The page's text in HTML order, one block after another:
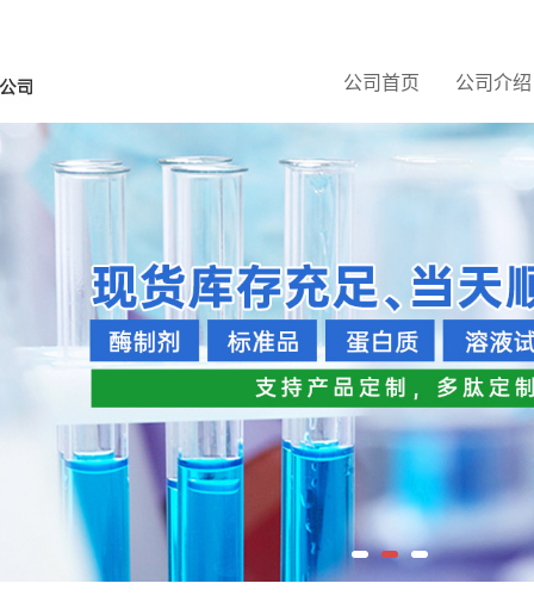
公司首页 公司介绍